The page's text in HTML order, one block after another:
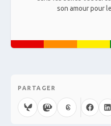
son amour pour
PARTAGER